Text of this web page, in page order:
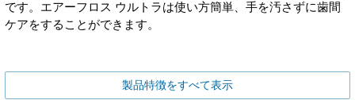
です。エアーフロス ウルトラは使い方簡単、手を汚さずに歯間
ケアをすることができます。
製品特徴をすべて表示